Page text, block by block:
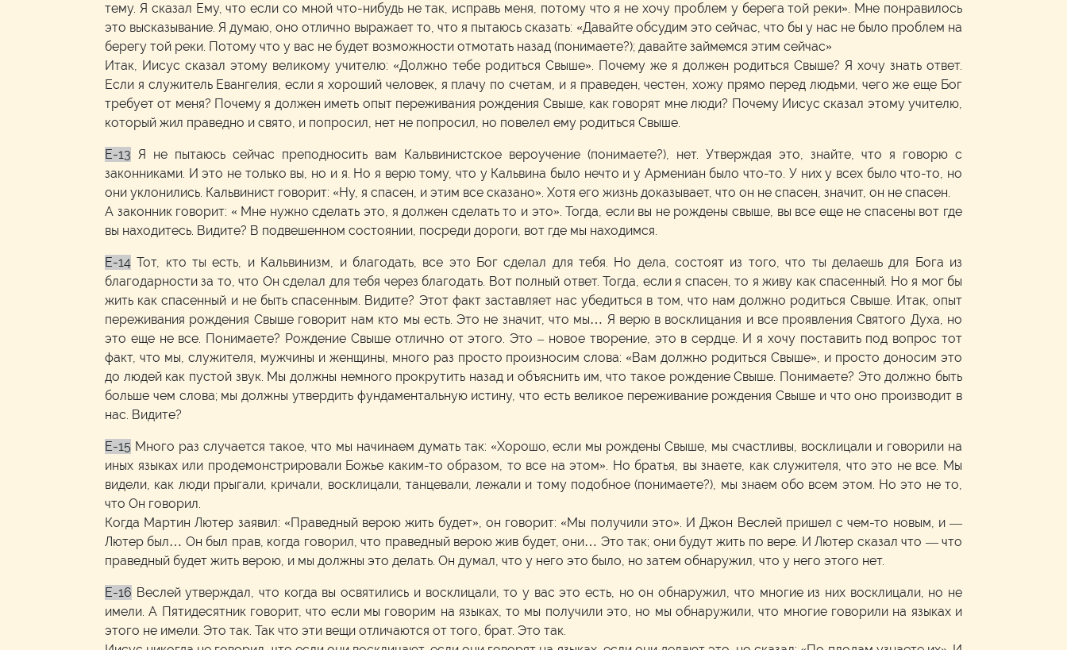
тему. Я сказал Ему, что если со мной что-нибудь не так, исправь меня, потому что я не хочу проблем у берега той реки». Мне понравилось
это высказывание. Я думаю, оно отлично выражает то, что я пытаюсь сказать: «Давайте обсудим это сейчас, что бы у нас не было проблем на
берегу той реки. Потому что у вас не будет возможности отмотать назад (понимаете?); давайте займемся этим сейчас»
Итак, Иисус сказал этому великому учителю: «Должно тебе родиться Свыше». Почему же я должен родиться Свыше? Я хочу знать ответ.
Если я служитель Евангелия, если я хороший человек, я плачу по счетам, и я праведен, честен, хожу прямо перед людьми, чего же еще Бог
требует от меня? Почему я должен иметь опыт переживания рождения Свыше, как говорят мне люди? Почему Иисус сказал этому учителю,
который жил праведно и свято, и попросил, нет не попросил, но повелел ему родиться Свыше.
E-13 Я не пытаюсь сейчас преподносить вам Кальвинистское вероучение (понимаете?), нет. Утверждая это, знайте, что я говорю с
законниками. И это не только вы, но и я. Но я верю тому, что у Кальвина было нечто и у Армениан было что-то. У них у всех было что-то, но
они уклонились. Кальвинист говорит: «Ну, я спасен, и этим все сказано». Хотя его жизнь доказывает, что он не спасен, значит, он не спасен.
А законник говорит: « Мне нужно сделать это, я должен сделать то и это». Тогда, если вы не рождены свыше, вы все еще не спасены вот где
вы находитесь. Видите? В подвешенном состоянии, посреди дороги, вот где мы находимся.
E-14 Тот, кто ты есть, и Кальвинизм, и благодать, все это Бог сделал для тебя. Но дела, состоят из того, что ты делаешь для Бога из
благодарности за то, что Он сделал для тебя через благодать. Вот полный ответ. Тогда, если я спасен, то я живу как спасенный. Но я мог бы
жить как спасенный и не быть спасенным. Видите? Этот факт заставляет нас убедиться в том, что нам должно родиться Свыше. Итак, опыт
переживания рождения Свыше говорит нам кто мы есть. Это не значит, что мы… Я верю в восклицания и все проявления Святого Духа, но
это еще не все. Понимаете? Рождение Свыше отлично от этого. Это – новое творение, это в сердце. И я хочу поставить под вопрос тот
факт, что мы, служителя, мужчины и женщины, много раз просто произносим слова: «Вам должно родиться Свыше», и просто доносим это
до людей как пустой звук. Мы должны немного прокрутить назад и объяснить им, что такое рождение Свыше. Понимаете? Это должно быть
больше чем слова; мы должны утвердить фундаментальную истину, что есть великое переживание рождения Свыше и что оно производит в
нас. Видите?
E-15 Много раз случается такое, что мы начинаем думать так: «Хорошо, если мы рождены Свыше, мы счастливы, восклицали и говорили на
иных языках или продемонстрировали Божье каким-то образом, то все на этом». Но братья, вы знаете, как служителя, что это не все. Мы
видели, как люди прыгали, кричали, восклицали, танцевали, лежали и тому подобное (понимаете?), мы знаем обо всем этом. Но это не то,
что Он говорил.
Когда Мартин Лютер заявил: «Праведный верою жить будет», он говорит: «Мы получили это». И Джон Веслей пришел с чем-то новым, и —
Лютер был… Он был прав, когда говорил, что праведный верою жив будет, они… Это так; они будут жить по вере. И Лютер сказал что — что
праведный будет жить верою, и мы должны это делать. Он думал, что у него это было, но затем обнаружил, что у него этого нет.
E-16 Веслей утверждал, что когда вы освятились и восклицали, то у вас это есть, но он обнаружил, что многие из них восклицали, но не
имели. А Пятидесятник говорит, что если мы говорим на языках, то мы получили это, но мы обнаружили, что многие говорили на языках и
этого не имели. Это так. Так что эти вещи отличаются от того, брат. Это так.